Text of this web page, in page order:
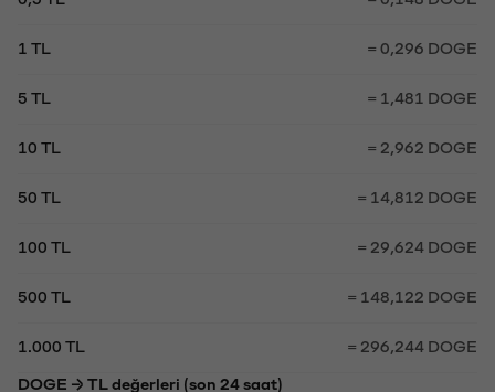
1 TL = 0,296 DOGE
5 TL = 1,481 DOGE
10 TL = 2,962 DOGE
50 TL = 14,812 DOGE
100 TL = 29,624 DOGE
500 TL = 148,122 DOGE
1.000 TL = 296,244 DOGE
DOGE → TL değerleri (son 24 saat)